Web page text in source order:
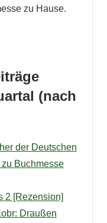
zu Hause.
(nach
der Deutschen
Buchmesse
2 [Rezension]
Draußen